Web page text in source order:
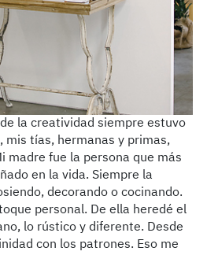
la creatividad siempre estuvo
mis tías, hermanas y primas,
madre fue la persona que más
en la vida. Siempre la
decorando o cocinando.
personal. De ella heredé el
lo rústico y diferente. Desde
con los patrones. Eso me